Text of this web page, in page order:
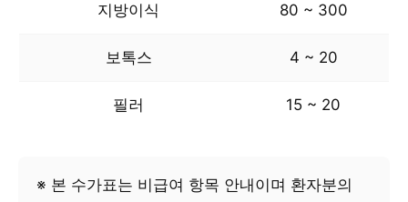
지방이식 80 ~ 300
보톡스 4 ~ 20
필러 15 ~ 20
※ 본 수가표는 비급여 항목 안내이며 환자분의